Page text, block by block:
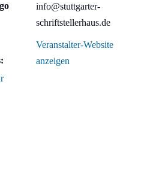
info@stuttgarter-
schriftstellerhaus.de
Veranstalter-Website
anzeigen